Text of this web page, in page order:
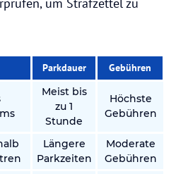
Parkdauer Gebühren
Meist bis
zu 1
Stunde
Höchste
Gebühren
Längere
Parkzeiten
Moderate
Gebühren